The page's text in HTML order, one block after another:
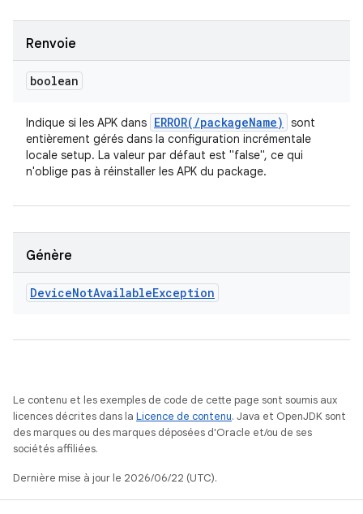
Renvoie
boolean
Indique si les APK dans ERROR( /packageName)
sont
entièrement gérés dans la configuration incrémentale
locale setup. La valeur par défaut est "false", ce qui
n'oblige pas à réinstaller les APK du package.
Génère
DeviceNotAvailableException
Le contenu et les exemples de code de cette page sont soumis aux
licences décrites dans la Licence de contenu. Java et OpenJDK sont
des marques ou des marques déposées d'Oracle et/ou de ses
sociétés affiliées.
Dernière mise à jour le 2026/06/22 (UTC).